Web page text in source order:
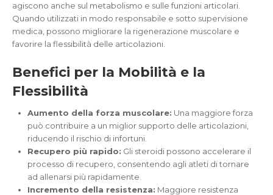
agiscono anche sul metabolismo e sulle funzioni articolari.
Quando utilizzati in modo responsabile e sotto supervisione
medica, possono migliorare la rigenerazione muscolare e
favorire la flessibilità delle articolazioni.
Benefici per la Mobilità e la
Flessibilità
Aumento della forza muscolare: Una maggiore forza
può contribuire a un miglior supporto delle articolazioni,
riducendo il rischio di infortuni.
Recupero più rapido: Gli steroidi possono accelerare il
processo di recupero, consentendo agli atleti di tornare
ad allenarsi più rapidamente.
Incremento della resistenza: Maggiore resistenza